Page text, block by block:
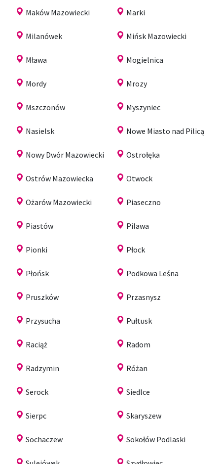
Maków Mazowiecki Marki
Milanówek Mińsk Mazowiecki
Mława Mogielnica
Mordy Mrozy
Mszczonów Myszyniec
Nasielsk Nowe Miasto nad Pilicą
Nowy Dwór Mazowiecki Ostrołęka
Ostrów Mazowiecka Otwock
Ożarów Mazowiecki Piaseczno
Piastów Pilawa
Pionki Płock
Płońsk Podkowa Leśna
Pruszków Przasnysz
Przysucha Pułtusk
Raciąż Radom
Radzymin Różan
Serock Siedlce
Sierpc Skaryszew
Sochaczew Sokołów Podlaski